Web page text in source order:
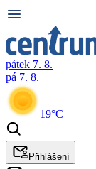
pátek 7. 8.
pá 7. 8.
19°C
Přihlášení